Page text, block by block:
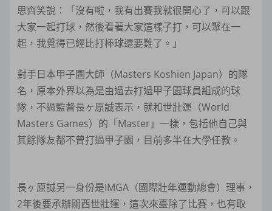
思齊笑說：「沒有啦，我有出賽我就很開心了，可以跟
大家一起打球，然後看著大家這樣子打，可以聚在一
起，我覺得已經比打棒球還要難了。」
對手日本甲子園大師（Masters Koshien Japan）的隊
名，原本外界以為是由過去打過甲子園球員組成的球
隊，不過監督長ヶ原誠表示，就和世壯運（World
Masters Games）的「Master」一樣，包括他自己與
其餘隊友都不曾打過甲子園，目前多半在大學任教。
長ヶ原誠另一身份是IMGA（國際壯年運動總會）理事，
2年後要承辦關西世壯運，這次來臺除了比賽，也有取